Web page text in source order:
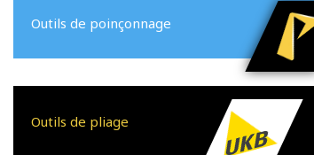
Outils de poinçonnage
Outils de pliage